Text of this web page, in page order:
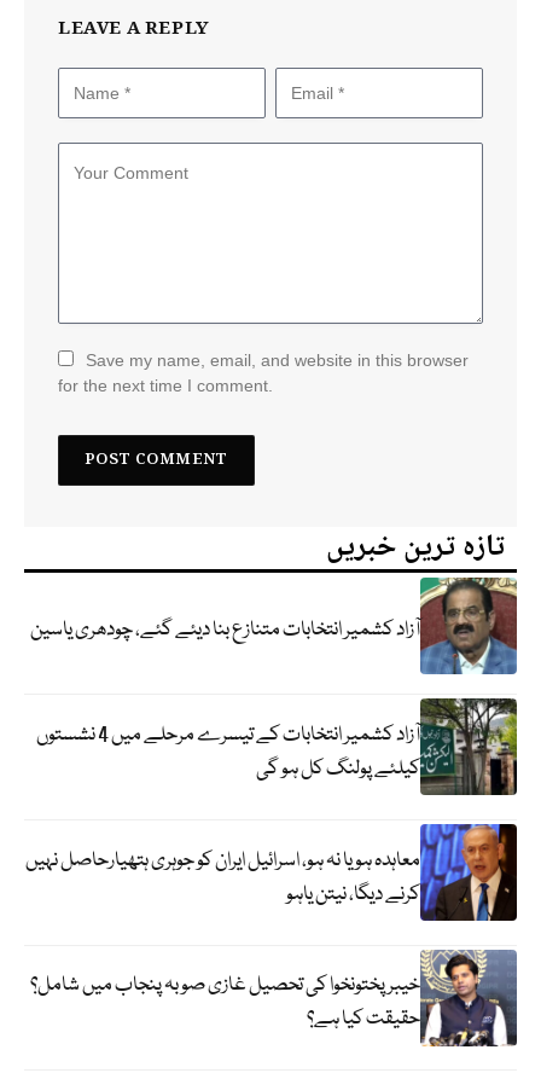
LEAVE A REPLY
Save my name, email, and website in this browser
for the next time I comment.
تازہ ترین خبریں
آزاد کشمیر انتخابات متنازع بنا دیئے گئے، چودھری یاسین
آزاد کشمیر انتخابات کے تیسرے مرحلے میں 4 نشستوں
کیلئے پولنگ کل ہو گی
معاہدہ ہو یا نہ ہو، اسرائیل ایران کو جوہری ہتھیارحاصل نہیں
کرنے دیگا، نیتن یاہو
خیبر پختونخوا کی تحصیل غازی صوبہ پنجاب میں شامل؟
حقیقت کیا ہے؟